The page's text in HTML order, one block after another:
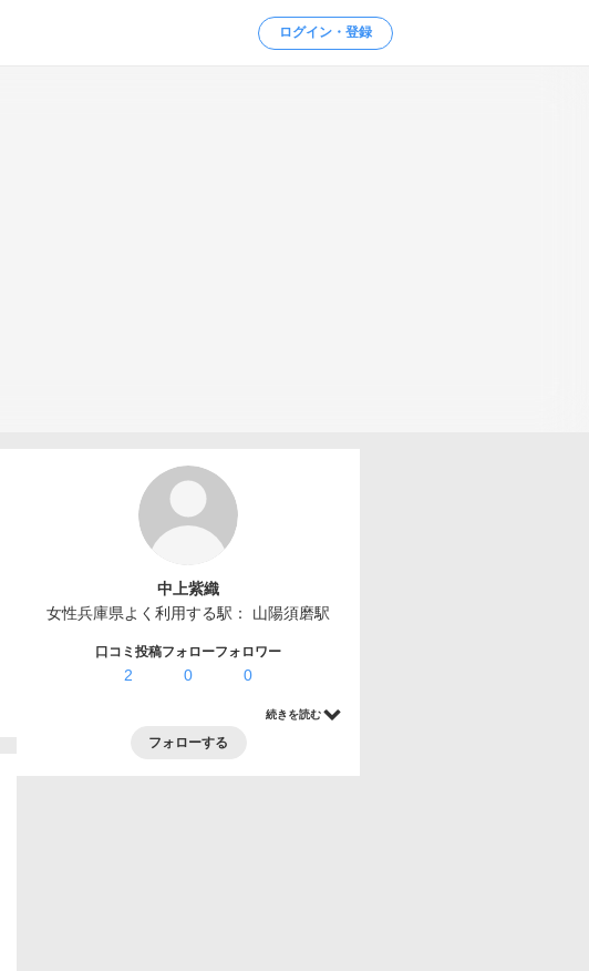
ログイン・登録
中上紫織
女性兵庫県よく利用する駅： 山陽須磨駅
口コミ投稿
2
フォロー
0
フォロワー
0
続きを読む
フォローする